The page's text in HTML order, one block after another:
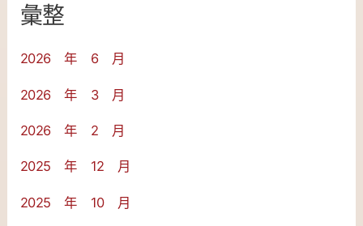
彙整
2026 年 6 月
2026 年 3 月
2026 年 2 月
2025 年 12 月
2025 年 10 月